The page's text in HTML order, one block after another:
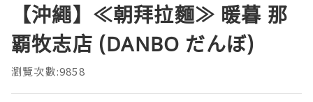
【沖繩】≪朝拜拉麵≫ 暖暮 那
覇牧志店 (DANBO だんぼ)
瀏覽次數:9858